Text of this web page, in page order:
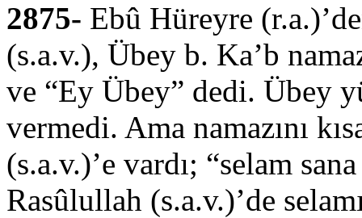
2875- Ebû Hüreyre
(s.a.v.), Übey b. Ka’b
ve “Ey Übey” dedi. Übey
vermedi. Ama namazını
(s.a.v.)’e vardı; “selam
Rasûlullah (s.a.v.)’de